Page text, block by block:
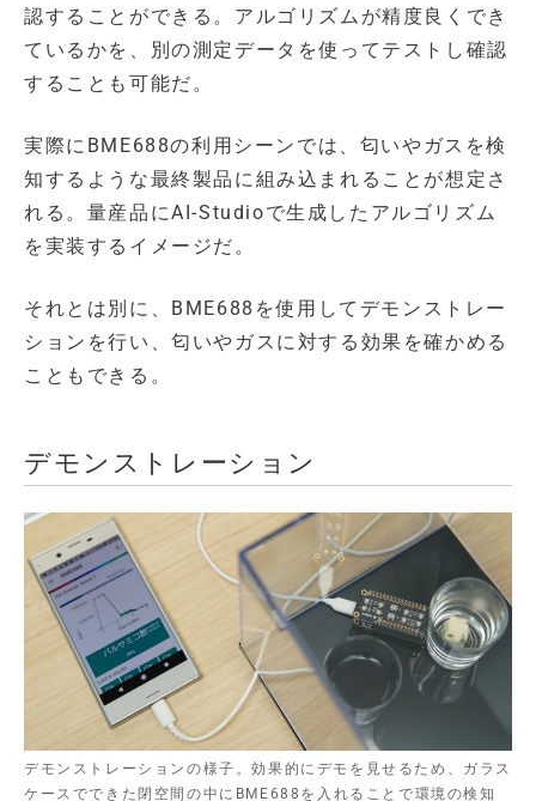
認することができる。アルゴリズムが精度良くでき
ているかを、別の測定データを使ってテストし確認
することも可能だ。
実際にBME688の利用シーンでは、匂いやガスを検
知するような最終製品に組み込まれることが想定さ
れる。量産品にAI-Studioで生成したアルゴリズム
を実装するイメージだ。
それとは別に、BME688を使用してデモンストレー
ションを行い、匂いやガスに対する効果を確かめる
こともできる。
デモンストレーション
デモンストレーションの様子。効果的にデモを見せるため、ガラス
ケースでできた閉空間の中にBME688を入れることで環境の検知